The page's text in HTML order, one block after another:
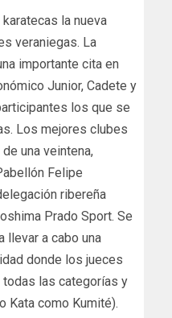
la nueva
veraniegas. La
importante cita en
Junior, Cadete y
los que se
Los mejores clubes
una veintena,
Felipe
ribereña
Prado Sport. Se
llevar a cabo una
donde los jueces
todas las categorías y
Kata como Kumité).